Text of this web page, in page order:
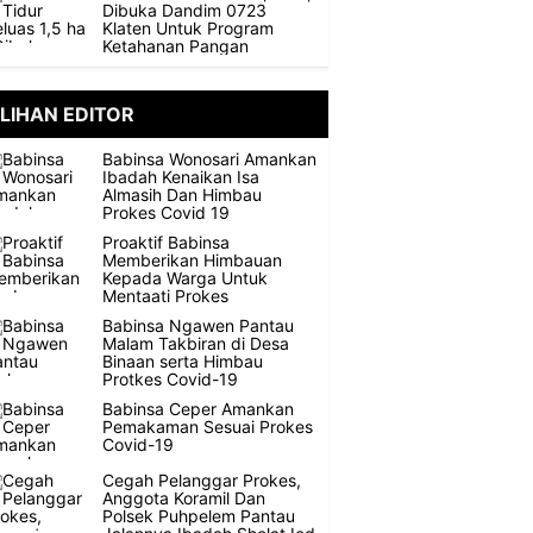
Dibuka Dandim 0723
Klaten Untuk Program
Ketahanan Pangan
EDITOR
Babinsa Wonosari Amankan
Ibadah Kenaikan Isa
Almasih Dan Himbau
Prokes Covid 19
Proaktif Babinsa
Memberikan Himbauan
Kepada Warga Untuk
Mentaati Prokes
Babinsa Ngawen Pantau
Malam Takbiran di Desa
Binaan serta Himbau
Protkes Covid-19
Babinsa Ceper Amankan
Pemakaman Sesuai Prokes
Covid-19
Cegah Pelanggar Prokes,
Anggota Koramil Dan
Polsek Puhpelem Pantau